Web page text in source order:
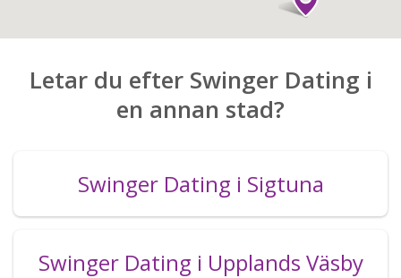
Letar du efter Swinger Dating i
en annan stad?
Swinger Dating i Sigtuna
Swinger Dating i Upplands Väsby